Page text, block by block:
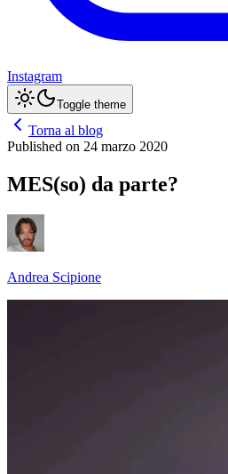
Instagram
Toggle theme
Torna al blog
Published on 24 marzo 2020
MES(so) da parte?
Andrea Scipione